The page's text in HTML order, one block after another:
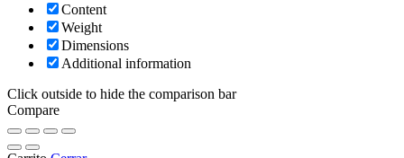
Content
Weight
Dimensions
Additional information
Click outside to hide the comparison bar
Compare